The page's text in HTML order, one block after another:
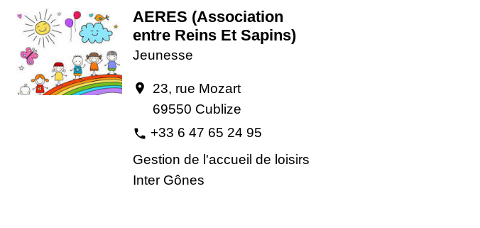
AERES (Association
entre Reins Et Sapins)
Jeunesse
location_on
23, rue Mozart
69550 Cublize
phone +33 6 47 65 24 95
Gestion de l'accueil de loisirs
Inter Gônes